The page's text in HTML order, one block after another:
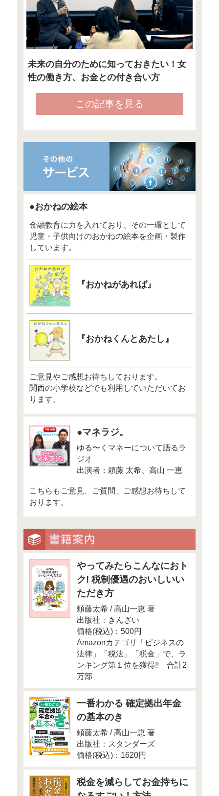
「【頼藤太希
座】第3回：
預金と徹底比
する人の特徴
ン』
「チェックシ
現実的な投資
ン』
「【タイプ別
方】隠れ貧乏
法は？」
ト』
「月収の1年分
す！300万円
Facebookでも情報発信してい
ひ、チェックしてくださいね
●FP Cafe
FP Cafe
●Money＆You
Money＆You
「いいね！」もお願いします